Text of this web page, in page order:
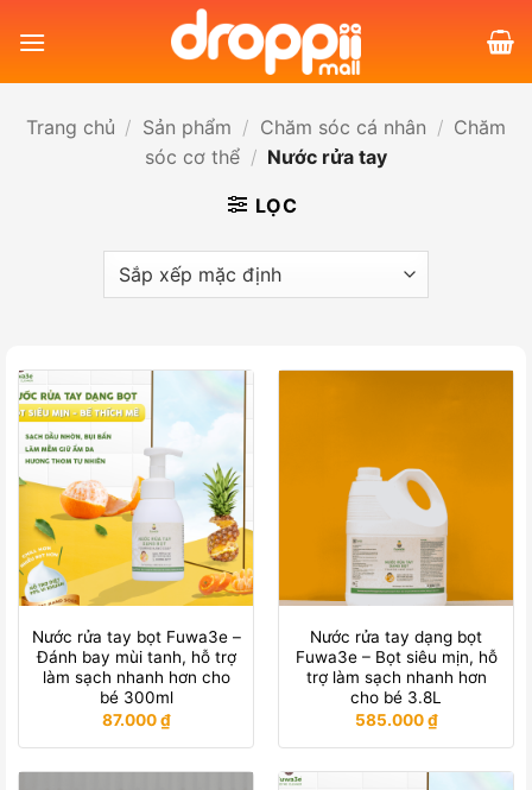
qua
Trang chủ / Sản phẩm / Chăm sóc cá nhân / Chăm
sóc cơ thể / Nước rửa tay
LỌC
Nước rửa tay bọt Fuwa3e –
Đánh bay mùi tanh, hỗ trợ
làm sạch nhanh hơn cho
bé 300ml
87.000₫
Nước rửa tay dạng bọt
Fuwa3e – Bọt siêu mịn, hỗ
trợ làm sạch nhanh hơn
cho bé 3.8L
585.000₫